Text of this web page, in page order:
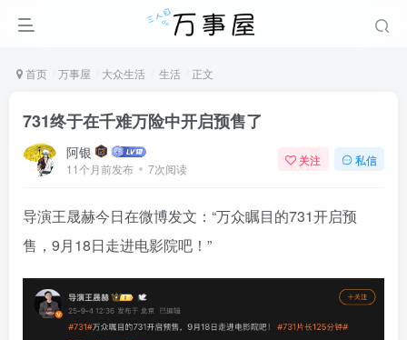
首页 万事屋 大众生活 生活 正文
731终于在千难万险中开启预售了
阿银
11个月前发布 7次阅读
关注 私信
导演王晟赫今日在微博发文：“万众瞩目的731开启预
售，9月18日走进电影院吧！”